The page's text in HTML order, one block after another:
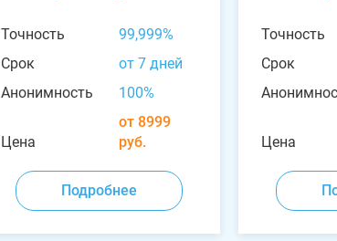
Точность
99,999%
Срок
от 7 дней
Анонимность
100%
Цена
от 8999
руб.
Подробнее
Точность
Срок
Цена